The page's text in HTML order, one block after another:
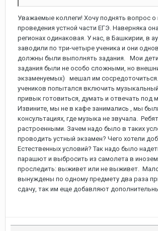
Уважаемые коллеги! Хочу поднять вопрос о
проведения устной части ЕГЭ. Наверняка
регионах одинаковая. У нас, в Башкирии, в
заводили по три-четыре ученика и они
должны были выполнять задания. Мои дети
задания были не особо сложными, но
экзаменуемых) мешал им
учеников попытался включить
привык готовиться, думать и отвечать под
Извините, мы не в кафе занимались , мы
консультациях, где музыка не звучала.
растроенными. Зачем надо было в таких
проводить устный экзамен? Чего хотели
Естественных условий? Так надо было
парашют и выбросить из самолета в
проследить: выживет или не выживет. Мало
вынуждены по одному предмету два раза
сдачу, так им еще добавляют